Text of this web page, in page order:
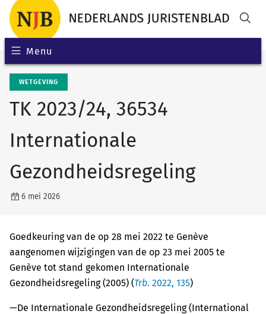
Menu
WETGEVING
TK 2023/24, 36534
Internationale
Gezondheidsregeling
6 mei 2026
Goedkeuring van de op 28 mei 2022 te Genève
aangenomen wijzigingen van de op 23 mei 2005 te
Genève tot stand gekomen Internationale
Gezondheidsregeling (2005) (Trb. 2022, 135)
—De Internationale Gezondheidsregeling (International